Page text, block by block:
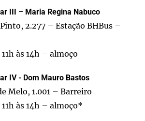
III – Maria Regina Nabuco
2.277 – Estação BHBus –
às 14h – almoço
IV - Dom Mauro Bastos
Melo, 1.001 – Barreiro
às 14h – almoço*